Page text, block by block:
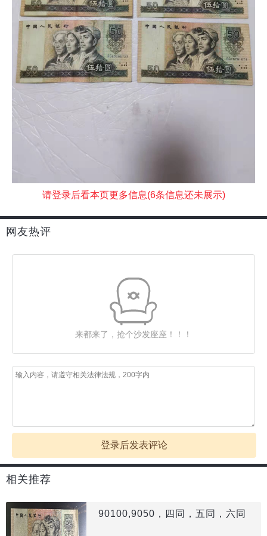
请登录后看本页更多信息(6条信息还未展示)
网友热评
来都来了，抢个沙发座座！！！
登录后发表评论
相关推荐
90100,9050，四同，五同，六同